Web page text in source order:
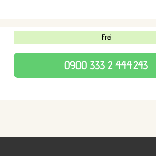
Frei
0900 333 2 444243